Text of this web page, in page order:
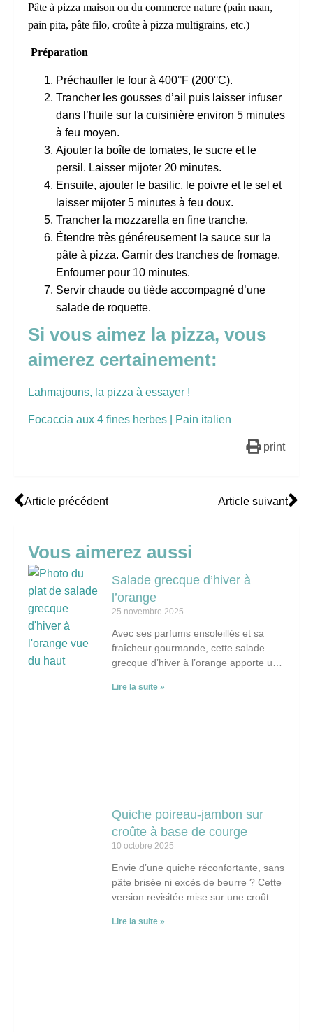
Pâte à pizza maison ou du commerce nature (pain naan,
pain pita, pâte filo, croûte à pizza multigrains, etc.)
Préparation
Préchauffer le four à 400°F (200°C).
Trancher les gousses d’ail puis laisser infuser
dans l’huile sur la cuisinière environ 5 minutes
à feu moyen.
Ajouter la boîte de tomates, le sucre et le
persil. Laisser mijoter 20 minutes.
Ensuite, ajouter le basilic, le poivre et le sel et
laisser mijoter 5 minutes à feu doux.
Trancher la mozzarella en fine tranche.
Étendre très généreusement la sauce sur la
pâte à pizza. Garnir des tranches de fromage.
Enfourner pour 10 minutes.
Servir chaude ou tiède accompagné d’une
salade de roquette.
Si vous aimez la pizza, vous
aimerez certainement:
Lahmajouns, la pizza à essayer !
Focaccia aux 4 fines herbes | Pain italien
print
Article précédent Article suivant
Vous aimerez aussi
Salade grecque d’hiver à
l’orange
25 novembre 2025
Avec ses parfums ensoleillés et sa
fraîcheur gourmande, cette salade
grecque d’hiver à l’orange apporte une
froides. Mariant le fenouil, les
Lire la suite »
Quiche poireau-jambon sur
croûte à base de courge
10 octobre 2025
Envie d’une quiche réconfortante, sans
pâte brisée ni excès de beurre ? Cette
version revisitée mise sur une croûte à
Lire la suite »